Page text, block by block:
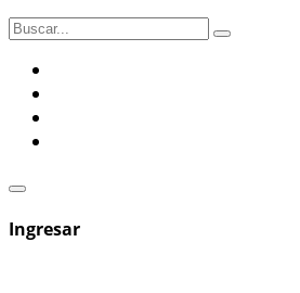
Ingresar